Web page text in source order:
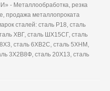
Металлообработка, резка
продажа металлопроката
сталей: сталь Р18, сталь
ХВГ, сталь ШХ15СГ, сталь
сталь 6ХВ2С, сталь 5ХНМ,
3Х2В8Ф, сталь 20Х13, сталь